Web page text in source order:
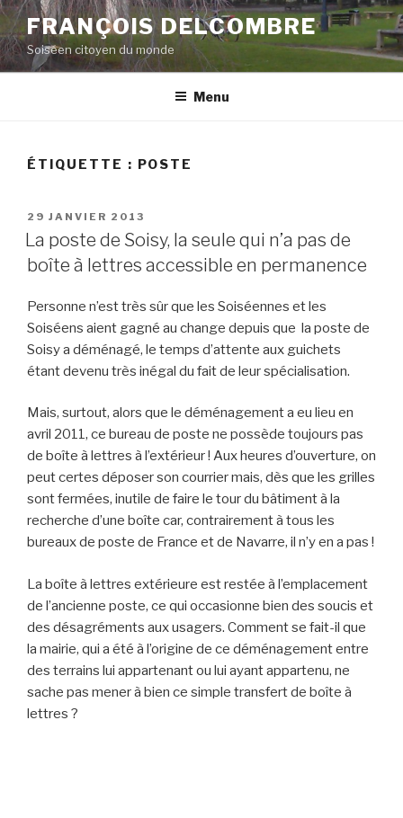
Aller
au
contenu
principal
FRANÇOIS DELCOMBRE
Soiséen citoyen du monde
Menu
ÉTIQUETTE : POSTE
PUBLIÉ
LE
29 JANVIER 2013
La poste de Soisy, la seule qui n’a pas de
boîte à lettres accessible en permanence
Personne n’est très sûr que les Soiséennes et les
Soiséens aient gagné au change depuis que la poste de
Soisy a déménagé, le temps d’attente aux guichets
étant devenu très inégal du fait de leur spécialisation.
Mais, surtout, alors que le déménagement a eu lieu en
avril 2011, ce bureau de poste ne possède toujours pas
de boîte à lettres à l’extérieur ! Aux heures d’ouverture, on
peut certes déposer son courrier mais, dès que les grilles
sont fermées, inutile de faire le tour du bâtiment à la
recherche d’une boîte car, contrairement à tous les
bureaux de poste de France et de Navarre, il n’y en a pas !
La boîte à lettres extérieure est restée à l’emplacement
de l’ancienne poste, ce qui occasionne bien des soucis et
des désagréments aux usagers. Comment se fait-il que
la mairie, qui a été à l’origine de ce déménagement entre
des terrains lui appartenant ou lui ayant appartenu, ne
sache pas mener à bien ce simple transfert de boîte à
lettres ?